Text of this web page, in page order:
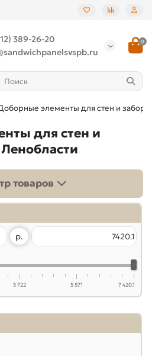
389-26-20
0
элементы для стен и
для стен и
товаров
р.
3 722 5 571 7 420.1